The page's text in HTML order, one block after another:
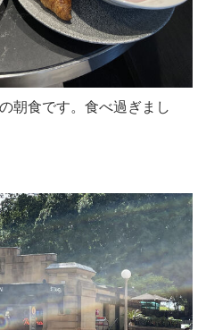
朝食です。食べ過ぎまし